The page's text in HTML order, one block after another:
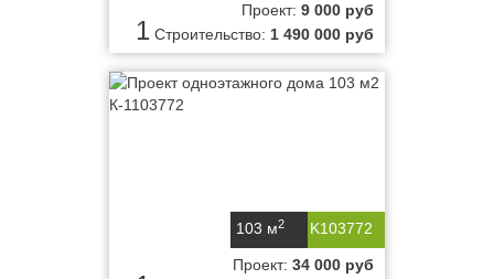
1
Проект: 9 000 руб
Строительство: 1 490 000 руб
K103772
103 м2
Проект: 34 000 руб